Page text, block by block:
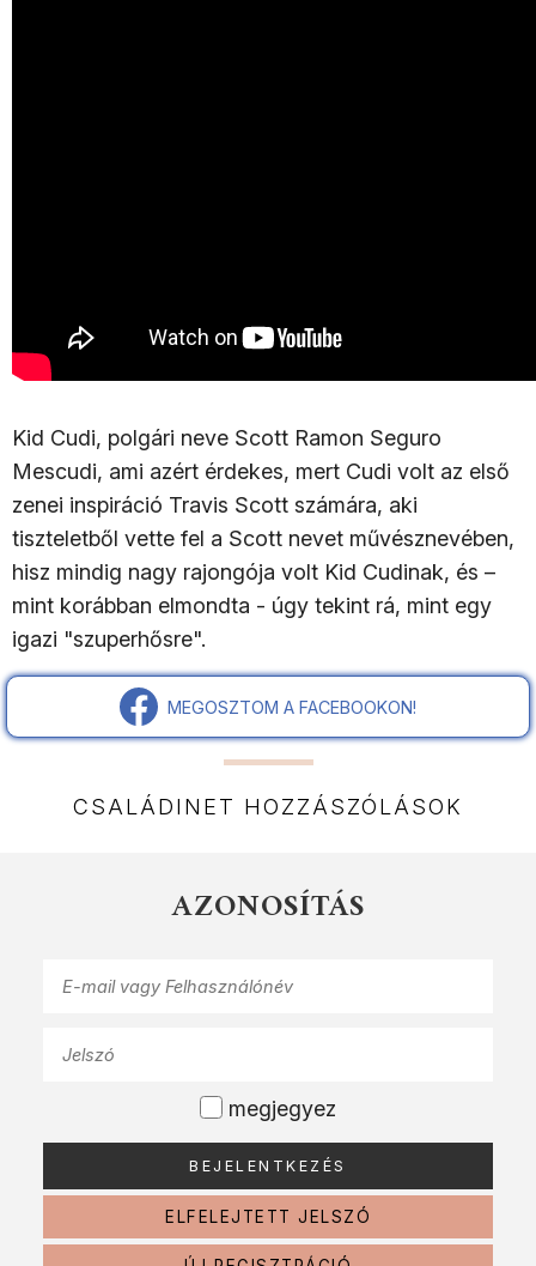
Kid Cudi, polgári neve Scott Ramon Seguro
Mescudi, ami azért érdekes, mert Cudi volt az első
zenei inspiráció Travis Scott számára, aki
tiszteletből vette fel a Scott nevet művésznevében,
hisz mindig nagy rajongója volt Kid Cudinak, és –
mint korábban elmondta - úgy tekint rá, mint egy
igazi "szuperhősre".
MEGOSZTOM A FACEBOOKON!
CSALÁDINET HOZZÁSZÓLÁSOK
AZONOSÍTÁS
megjegyez
ELFELEJTETT JELSZÓ